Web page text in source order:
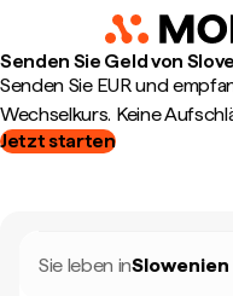
Senden Sie Geld von
Senden Sie EUR und
Wechselkurs. Keine
Jetzt starten
Sie leben inSlowenien